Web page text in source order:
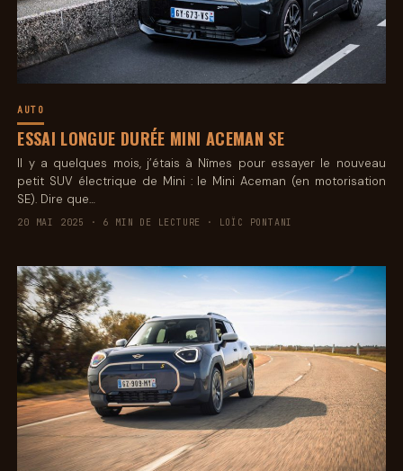
AUTO
ESSAI LONGUE DURÉE MINI ACEMAN SE
Il y a quelques mois, j’étais à Nîmes pour essayer le nouveau
petit SUV électrique de Mini : le Mini Aceman (en motorisation
SE). Dire que…
20 MAI 2025 · 6 MIN DE LECTURE · LOÏC PONTANI